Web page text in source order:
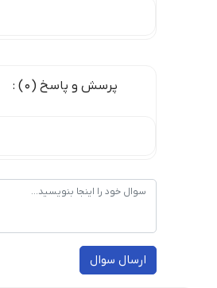
پرسش و پاسخ (0) :
ارسال سوال